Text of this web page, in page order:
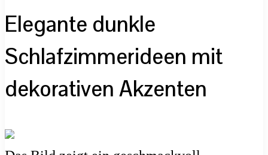
Elegante dunkle
Schlafzimmerideen mit
dekorativen Akzenten